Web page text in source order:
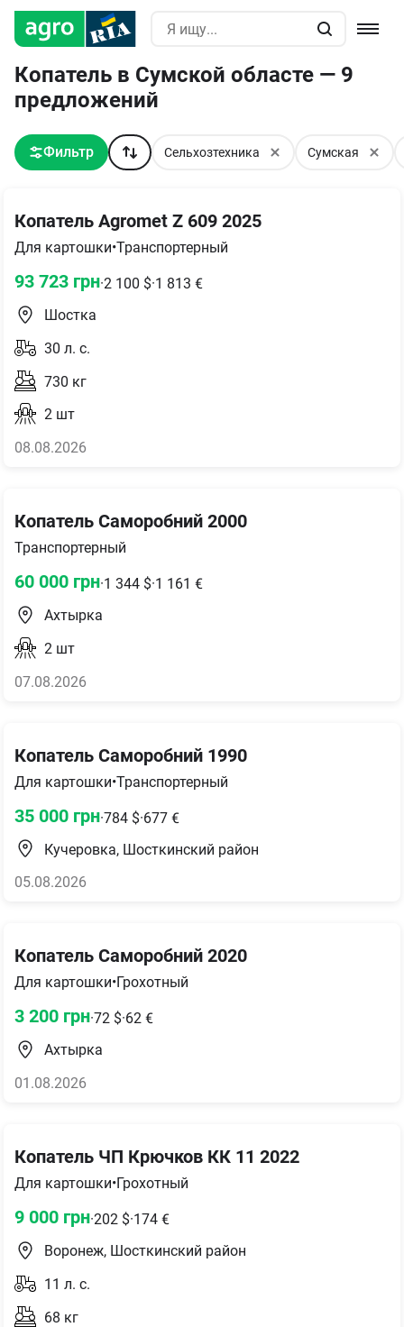
Копатель в Сумской областе — 9
предложений
Фильтр Сельхозтехника Сумская
Копатель Agromet Z 609 2025
Для картошки•Транспортерный
93 723 грн·2 100 $·1 813 €
Шостка
30 л. с.
730 кг
2 шт
08.08.2026
Копатель Саморобний 2000
Транспортерный
60 000 грн·1 344 $·1 161 €
Ахтырка
2 шт
07.08.2026
Копатель Саморобний 1990
Для картошки•Транспортерный
35 000 грн·784 $·677 €
Кучеровка, Шосткинский район
05.08.2026
Копатель Саморобний 2020
Для картошки•Грохотный
3 200 грн·72 $·62 €
Ахтырка
01.08.2026
Копатель ЧП Крючков КК 11 2022
Для картошки•Грохотный
9 000 грн·202 $·174 €
Воронеж, Шосткинский район
11 л. с.
68 кг